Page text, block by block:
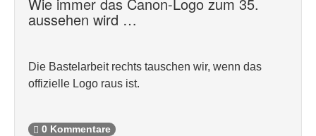
aussehen wird …
Die Bastelarbeit rechts tauschen wir, wenn das
offizielle Logo raus ist.
0 Kommentare